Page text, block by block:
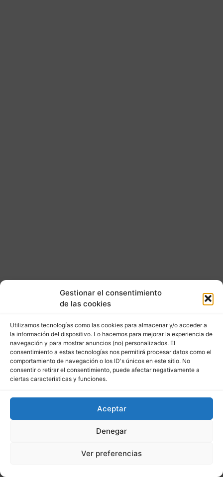
Gestionar el consentimiento
de las cookies
Utilizamos tecnologías como las cookies para almacenar y/o acceder a
la información del dispositivo. Lo hacemos para mejorar la experiencia de
navegación y para mostrar anuncios (no) personalizados. El
consentimiento a estas tecnologías nos permitirá procesar datos como el
comportamiento de navegación o los ID's únicos en este sitio. No
consentir o retirar el consentimiento, puede afectar negativamente a
ciertas características y funciones.
Aceptar
Denegar
Ver preferencias